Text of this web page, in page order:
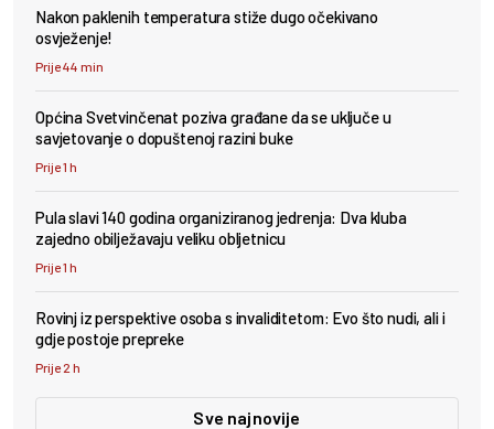
Nakon paklenih temperatura stiže dugo očekivano
osvježenje!
Prije 44 min
Općina Svetvinčenat poziva građane da se uključe u
savjetovanje o dopuštenoj razini buke
Prije 1 h
Pula slavi 140 godina organiziranog jedrenja: Dva kluba
zajedno obilježavaju veliku obljetnicu
Prije 1 h
Rovinj iz perspektive osoba s invaliditetom: Evo što nudi, ali i
gdje postoje prepreke
Prije 2 h
Sve najnovije